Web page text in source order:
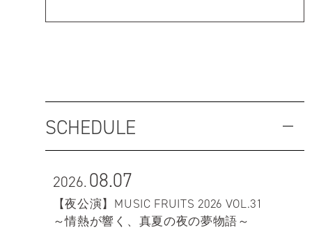
SCHEDULE
2026.08.07
【夜公演】MUSIC FRUITS 2026 VOL.31
～情熱が響く、真夏の夜の夢物語～